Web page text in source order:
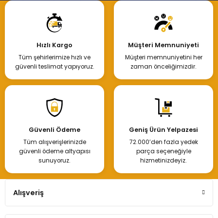
Hızlı Kargo
Tüm şehirlerimize hızlı ve
güvenli teslimat yapıyoruz.
Müşteri Memnuniyeti
Müşteri memnuniyetini her
zaman önceliğimizdir.
Güvenli Ödeme
Tüm alışverişlerinizde
güvenli ödeme altyapısı
sunuyoruz.
Geniş Ürün Yelpazesi
72.000’den fazla yedek
parça seçeneğiyle
hizmetinizdeyiz.
Alışveriş